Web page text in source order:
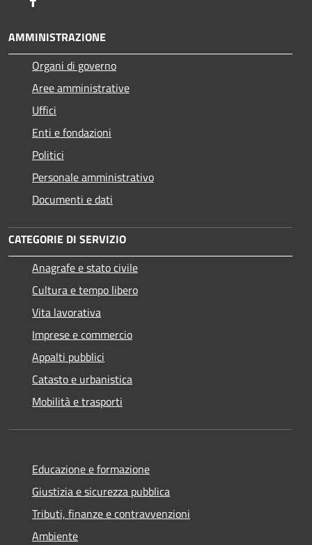
AMMINISTRAZIONE
Organi di governo
Aree amministrative
Uffici
Enti e fondazioni
Politici
Personale amministrativo
Documenti e dati
CATEGORIE DI SERVIZIO
Anagrafe e stato civile
Cultura e tempo libero
Vita lavorativa
Imprese e commercio
Appalti pubblici
Catasto e urbanistica
Mobilità e trasporti
Educazione e formazione
Giustizia e sicurezza pubblica
Tributi, finanze e contravvenzioni
Ambiente